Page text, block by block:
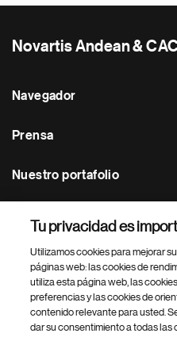
Novartis Andean &
Navegador
Prensa
Nuestro portafolio
Footer Site Search
Tu privacidad es
Utilizamos cookies para mejorar
páginas web: las cookies de
utiliza esta página web, las
preferencias y las cookies de
contenido relevante para usted.
dar su consentimiento a todas las